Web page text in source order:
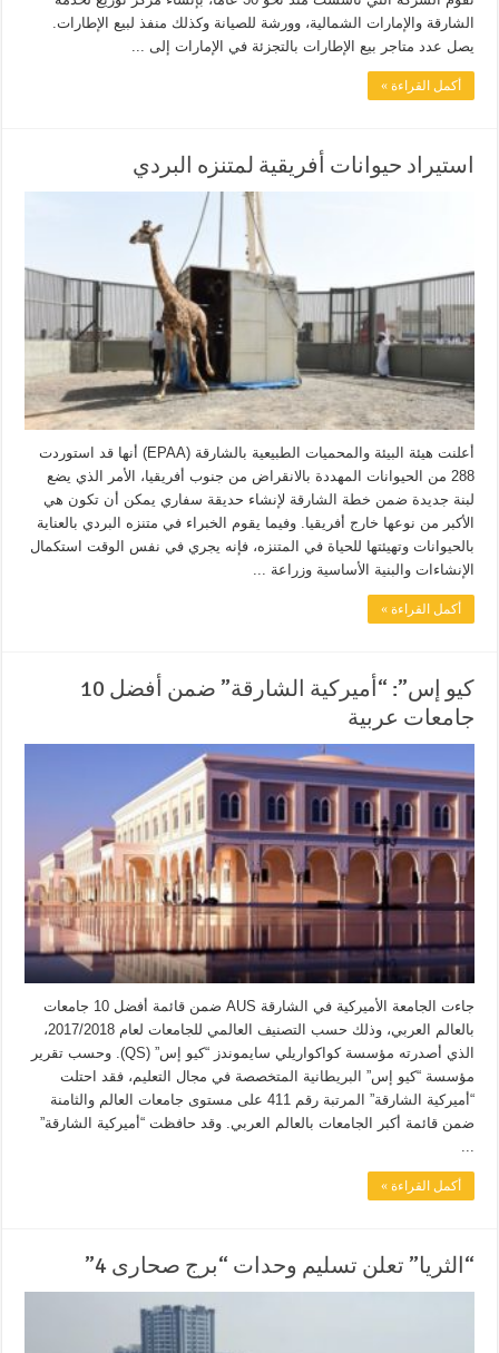
الشارقة والإمارات الشمالية، وورشة للصيانة وكذلك منفذ لبيع الإطارات.
يصل عدد متاجر بيع الإطارات بالتجزئة في الإمارات إلى ...
أكمل القراءة »
استيراد حيوانات أفريقية لمتنزه البردي
أعلنت هيئة البيئة والمحميات الطبيعية بالشارقة (EPAA) أنها قد استوردت
288 من الحيوانات المهددة بالانقراض من جنوب أفريقيا، الأمر الذي يضع
لبنة جديدة ضمن خطة الشارقة لإنشاء حديقة سفاري يمكن أن تكون هي
الأكبر من نوعها خارج أفريقيا. وفيما يقوم الخبراء في متنزه البردي بالعناية
بالحيوانات وتهيئتها للحياة في المتنزه، فإنه يجري في نفس الوقت استكمال
الإنشاءات والبنية الأساسية وزراعة ...
أكمل القراءة »
كيو إس”: “أميركية الشارقة” ضمن أفضل 10
جامعات عربية
جاءت الجامعة الأميركية في الشارقة AUS ضمن قائمة أفضل 10 جامعات
بالعالم العربي، وذلك حسب التصنيف العالمي للجامعات لعام 2017/2018،
الذي أصدرته مؤسسة كواكواريلي سايموندز “كيو إس” (QS). وحسب تقرير
مؤسسة “كيو إس” البريطانية المتخصصة في مجال التعليم، فقد احتلت
“أميركية الشارقة” المرتبة رقم 411 على مستوى جامعات العالم والثامنة
ضمن قائمة أكبر الجامعات بالعالم العربي. وقد حافظت “أميركية الشارقة”
...
أكمل القراءة »
“الثريا” تعلن تسليم وحدات “برج صحارى 4”